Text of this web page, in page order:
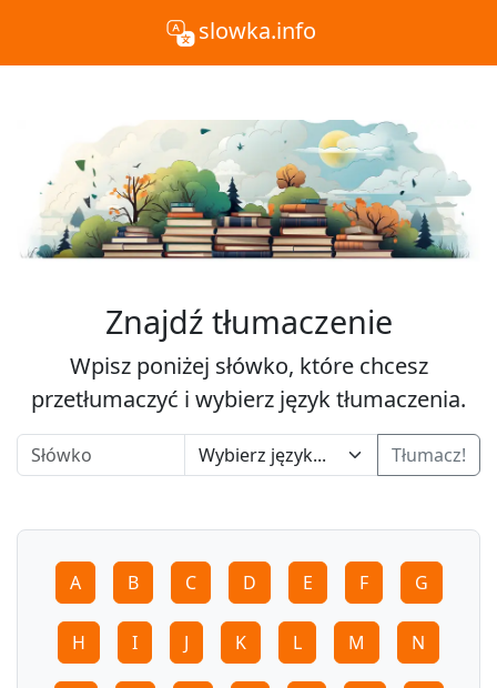
slowka.info
Znajdź tłumaczenie
Wpisz poniżej słówko, które chcesz
przetłumaczyć i wybierz język tłumaczenia.
Tłumacz!
A B C D E F G
H I J K L M N